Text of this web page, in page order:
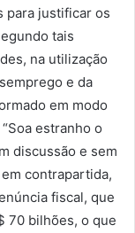
para justificar os
tais
na utilização
e da
em modo
estranho o
discussão e sem
contrapartida,
fiscal, que
70 bilhões, o que